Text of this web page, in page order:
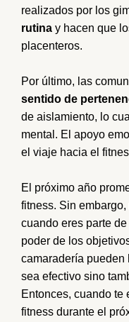
realizados por los
rutina y hacen que
placenteros.
Por último, las
sentido de
de aislamiento, lo
mental. El apoyo
el viaje hacia el
El próximo año
fitness. Sin
cuando eres parte
poder de los
camaradería pueden
sea efectivo sino
Entonces, cuando te
fitness durante el